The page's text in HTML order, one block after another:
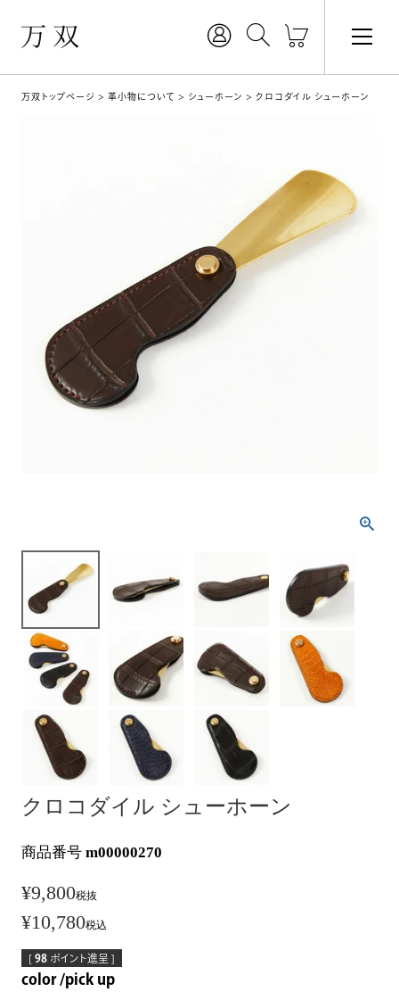
万双トップページ 革小物について シューホーン クロコダイル シューホーン
クロコダイル シューホーン
商品番号 m00000270
¥9,800税抜
¥10,780税込
[ 98 ポイント進呈 ]
color pick up